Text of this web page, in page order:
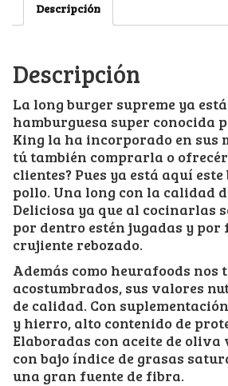
Descripción
Descripción
La long burger supreme ya
hamburguesa super conocida
King la ha incorporado en sus
tú también comprarla o
clientes? Pues ya está aquí
pollo. Una long con la calidad
Deliciosa ya que al cocinarlas
por dentro estén jugadas y por
crujiente rebozado.
Además como heurafoods nos
acostumbrados, sus valores
de calidad. Con
y hierro, alto contenido de
Elaboradas con aceite de
con bajo índice de grasas
una gran fuente de fibra.